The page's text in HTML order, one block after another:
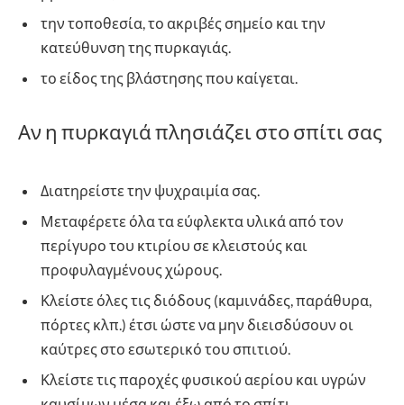
την τοποθεσία, το ακριβές σημείο και την
κατεύθυνση της πυρκαγιάς.
το είδος της βλάστησης που καίγεται.
Αν η πυρκαγιά πλησιάζει στο σπίτι σας
Διατηρείστε την ψυχραιμία σας.
Μεταφέρετε όλα τα εύφλεκτα υλικά από τον
περίγυρο του κτιρίου σε κλειστούς και
προφυλαγμένους χώρους.
Κλείστε όλες τις διόδους (καμινάδες, παράθυρα,
πόρτες κλπ.) έτσι ώστε να μην διεισδύσουν οι
καύτρες στο εσωτερικό του σπιτιού.
Κλείστε τις παροχές φυσικού αερίου και υγρών